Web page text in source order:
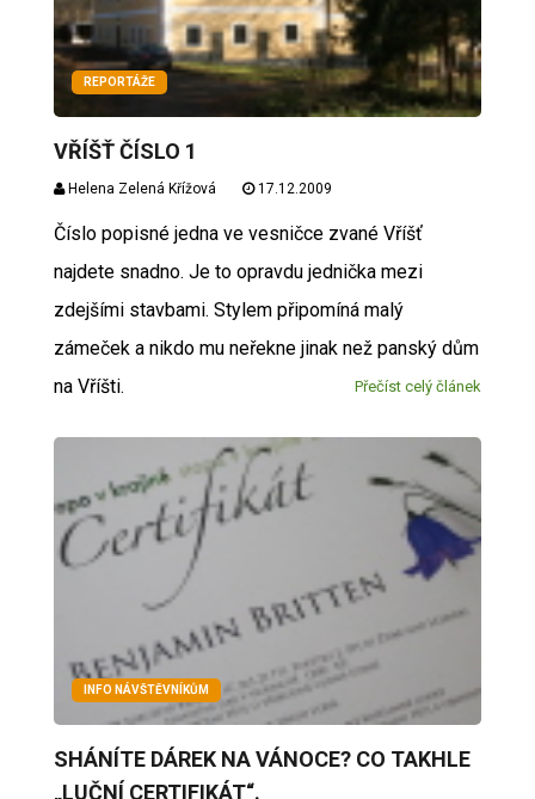
REPORTÁŽE
VŘÍŠŤ ČÍSLO 1
Helena Zelená Křížová 17.12.2009
Číslo popisné jedna ve vesničce zvané Vříšť
najdete snadno. Je to opravdu jednička mezi
zdejšími stavbami. Stylem připomíná malý
zámeček a nikdo mu neřekne jinak než panský dům
na Vříšti.
Přečíst celý článek
INFO NÁVŠTĚVNÍKŮM
SHÁNÍTE DÁREK NA VÁNOCE? CO TAKHLE
„LUČNÍ CERTIFIKÁT“.